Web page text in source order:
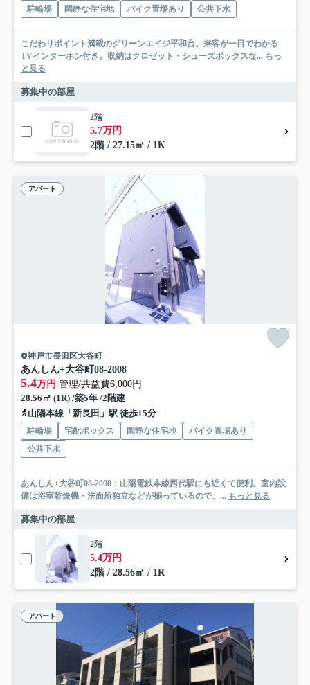
駐輪場 閑静な住宅地 バイク置場あり 公共下水
こだわりポイント満載のグリーンエイジ平和台。来客が一目でわかる
TVインターホン付き。収納はクロゼット・シューズボックスな... もっ
と見る
募集中の部屋
2階
5.7万円
2階 / 27.15㎡ / 1K
アパート
神戸市長田区大谷町
あんしん+大谷町08-2008
5.4万円 管理/共益費6,000円
28.56㎡ (1R) /築5年 /2階建
山陽本線「新長田」駅 徒歩15分
駐輪場 宅配ボックス 閑静な住宅地
バイク置場あり
公共下水
あんしん+大谷町08-2008：山陽電鉄本線西代駅にも近くて便利。室内設
備は浴室乾燥機・洗面所独立などが揃っているので、... もっと見る
募集中の部屋
2階
5.4万円
2階 / 28.56㎡ / 1R
アパート